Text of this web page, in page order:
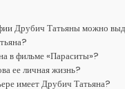
Друбич Татьяны можно
в фильме «Параситы»?
ее личная жизнь?
имеет Друбич Татьяна?